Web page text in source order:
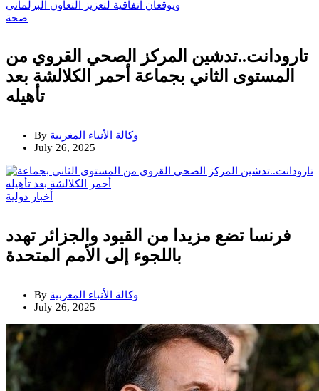
صحة
تارودانت..تدشين المركز الصحي القروي من
المستوى الثاني بجماعة أحمر الكلالشة بعد
تأهيله
By وكالة الأنباء المغربية
July 26, 2025
أخبار دولية
فرنسا تضع مزيدا من القيود والجزائر تهدد
باللجوء إلى الأمم المتحدة
By وكالة الأنباء المغربية
July 26, 2025